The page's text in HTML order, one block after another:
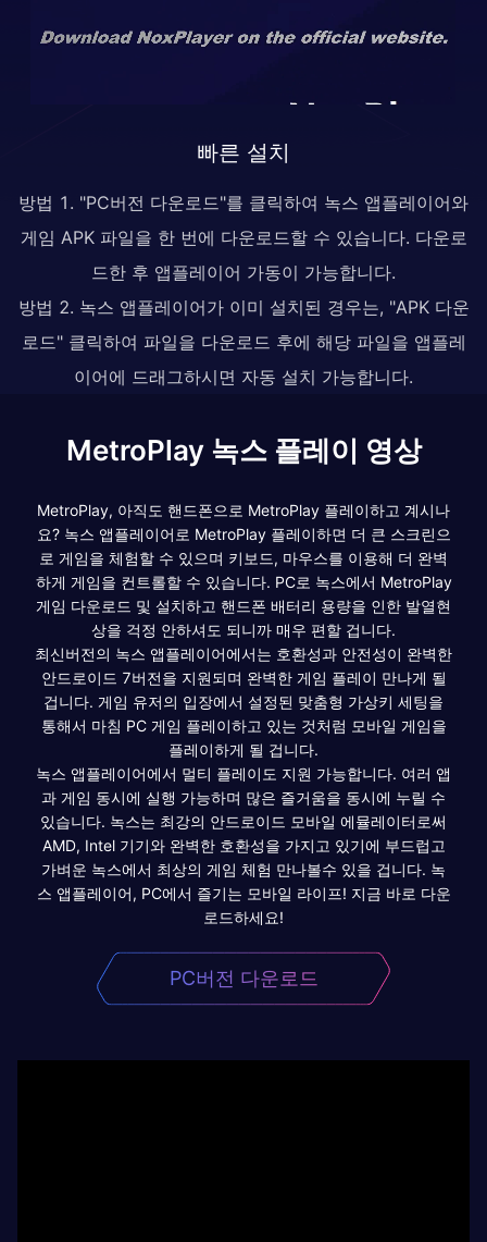
빠른 설치
방법 1. "PC버전 다운로드"를 클릭하여 녹스 앱플레이어와
게임 APK 파일을 한 번에 다운로드할 수 있습니다. 다운로
드한 후 앱플레이어 가동이 가능합니다.
방법 2. 녹스 앱플레이어가 이미 설치된 경우는, "APK 다운
로드" 클릭하여 파일을 다운로드 후에 해당 파일을 앱플레
이어에 드래그하시면 자동 설치 가능합니다.
MetroPlay 녹스 플레이 영상
MetroPlay, 아직도 핸드폰으로 MetroPlay 플레이하고 계시나
요? 녹스 앱플레이어로 MetroPlay 플레이하면 더 큰 스크린으
로 게임을 체험할 수 있으며 키보드, 마우스를 이용해 더 완벽
하게 게임을 컨트롤할 수 있습니다. PC로 녹스에서 MetroPlay
게임 다운로드 및 설치하고 핸드폰 배터리 용량을 인한 발열현
상을 걱정 안하셔도 되니까 매우 편할 겁니다.
최신버전의 녹스 앱플레이어에서는 호환성과 안전성이 완벽한
안드로이드 7버전을 지원되며 완벽한 게임 플레이 만나게 될
겁니다. 게임 유저의 입장에서 설정된 맞춤형 가상키 세팅을
통해서 마침 PC 게임 플레이하고 있는 것처럼 모바일 게임을
플레이하게 될 겁니다.
녹스 앱플레이어에서 멀티 플레이도 지원 가능합니다. 여러 앱
과 게임 동시에 실행 가능하며 많은 즐거움을 동시에 누릴 수
있습니다. 녹스는 최강의 안드로이드 모바일 에뮬레이터로써
AMD, Intel 기기와 완벽한 호환성을 가지고 있기에 부드럽고
가벼운 녹스에서 최상의 게임 체험 만나볼수 있을 겁니다. 녹
스 앱플레이어, PC에서 즐기는 모바일 라이프! 지금 바로 다운
로드하세요!
PC버전 다운로드